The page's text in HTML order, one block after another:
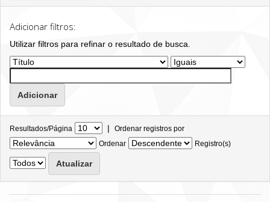
Adicionar filtros:
Utilizar filtros para refinar o resultado de busca.
Resultados/Página | Ordenar registros por
Ordenar
Registro(s)